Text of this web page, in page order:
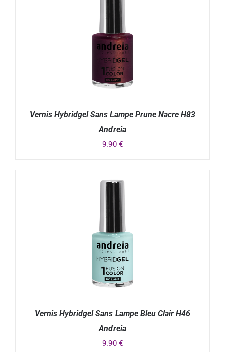
Vernis Hybridgel Sans Lampe Prune Nacre H83
Andreia
9.90 €
Vernis Hybridgel Sans Lampe Bleu Clair H46
Andreia
9.90 €